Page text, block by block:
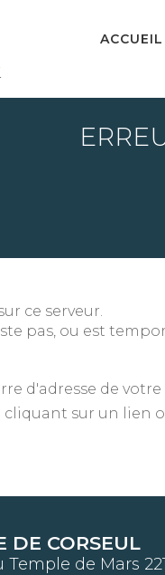
ACCUEIL
ce serveur.
pas, ou est
d'adresse de
sur un lien
DE CORSEUL
Temple de Mars